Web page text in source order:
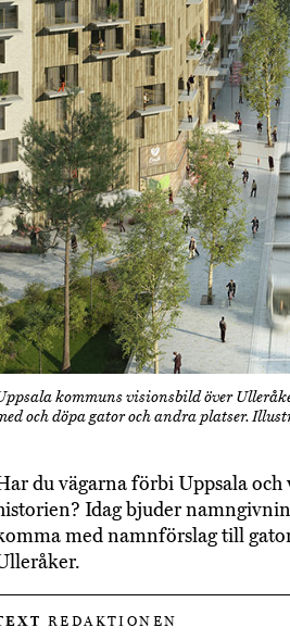
kommuns visionsbild över
och döpa gator och andra platser.
du vägarna förbi Uppsala
Idag bjuder
med namnförslag till
REDAKTIONEN